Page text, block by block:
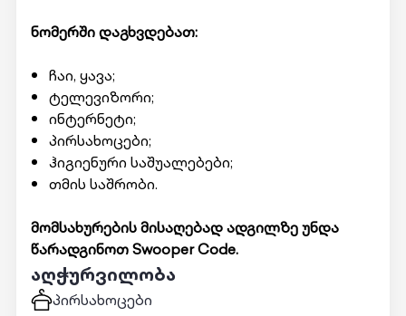
ნომერში დაგხვდებათ:
ჩაი, ყავა;
ტელევიზორი;
ინტერნეტი;
პირსახოცები;
ჰიგიენური საშუალებები;
თმის საშრობი.
მომსახურების მისაღებად ადგილზე უნდა
წარადგინოთ Swooper Code.
აღჭურვილობა
პირსახოცები